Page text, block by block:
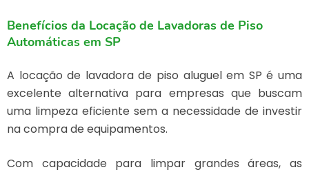
Benefícios da Locação de Lavadoras de Piso
Automáticas em SP
A locação de lavadora de piso aluguel em SP é uma
excelente alternativa para empresas que buscam
uma limpeza eficiente sem a necessidade de investir
na compra de equipamentos.
Com capacidade para limpar grandes áreas, as